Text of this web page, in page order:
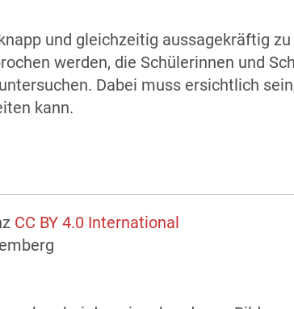
und gleichzeitig aussagekräftig
werden, die Schülerinnen und
Dabei muss ersichtlich
kann.
CC BY 4.0 International